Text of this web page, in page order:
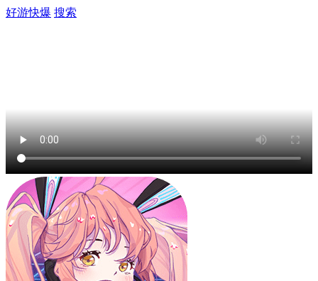
好游快爆 搜索